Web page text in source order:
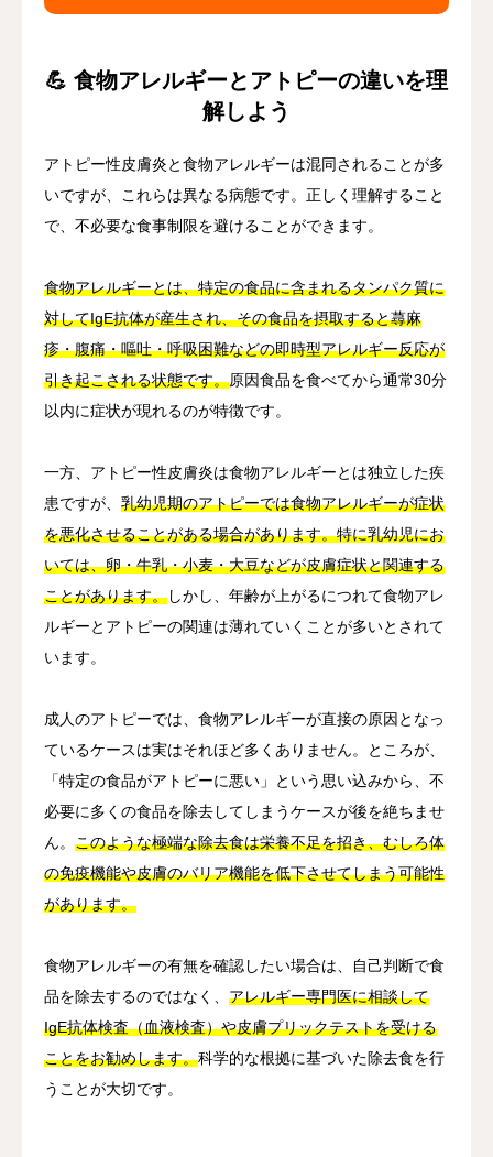
💪 食物アレルギーとアトピーの違いを理
解しよう
アトピー性皮膚炎と食物アレルギーは混同されることが多
いですが、これらは異なる病態です。正しく理解すること
で、不必要な食事制限を避けることができます。
食物アレルギーとは、特定の食品に含まれるタンパク質に
対してIgE抗体が産生され、その食品を摂取すると蕁麻
疹・腹痛・嘔吐・呼吸困難などの即時型アレルギー反応が
引き起こされる状態です。原因食品を食べてから通常30分
以内に症状が現れるのが特徴です。
一方、アトピー性皮膚炎は食物アレルギーとは独立した疾
患ですが、 乳幼児期のアトピーでは食物アレルギーが症状
を悪化させることがある場合があります。特に乳幼児にお
いては、卵・牛乳・小麦・大豆などが皮膚症状と関連する
ことがあります。しかし、年齢が上がるにつれて食物アレ
ルギーとアトピーの関連は薄れていくことが多いとされて
います。
成人のアトピーでは、食物アレルギーが直接の原因となっ
ているケースは実はそれほど多くありません。ところが、
「特定の食品がアトピーに悪い」という思い込みから、不
必要に多くの食品を除去してしまうケースが後を絶ちませ
ん。 このような極端な除去食は栄養不足を招き、むしろ体
の免疫機能や皮膚のバリア機能を低下させてしまう可能性
があります。
食物アレルギーの有無を確認したい場合は、自己判断で食
品を除去するのではなく、 アレルギー専門医に相談して
IgE抗体検査（血液検査）や皮膚プリックテストを受ける
ことをお勧めします。科学的な根拠に基づいた除去食を行
うことが大切です。